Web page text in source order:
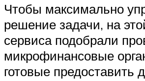
Чтобы максимально
решение задачи, на
сервиса подобрали
микрофинансовые
готовые предоставить